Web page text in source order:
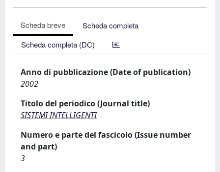
Scheda breve
Scheda completa
Scheda completa (DC)
Anno di pubblicazione (Date of publication)
2002
Titolo del periodico (Journal title)
SISTEMI INTELLIGENTI
Numero e parte del fascicolo (Issue number
and part)
3